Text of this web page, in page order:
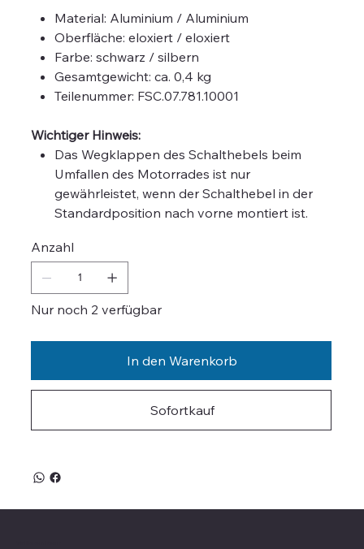
Material: Aluminium / Aluminium
Oberfläche: eloxiert / eloxiert
Farbe: schwarz / silbern
Gesamtgewicht: ca. 0,4 kg
Teilenummer: FSC.07.781.10001
Wichtiger Hinweis:
Das Wegklappen des Schalthebels beim
Umfallen des Motorrades ist nur
gewährleistet, wenn der Schalthebel in der
Standardposition nach vorne montiert ist.
Anzahl
Nur noch 2 verfügbar
In den Warenkorb
Sofortkauf